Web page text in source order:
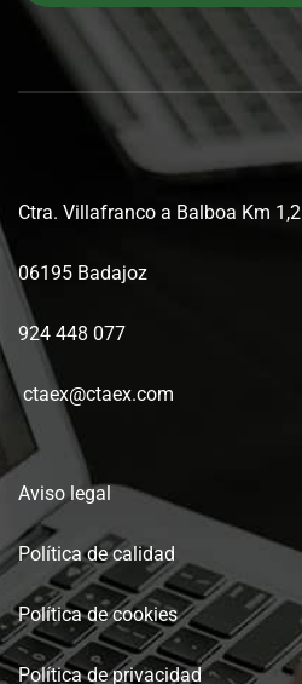
Ctra. Villafranco a Balboa Km 1,2
06195 Badajoz
924 448 077
ctaex@ctaex.com
Aviso legal
Política de calidad
Política de cookies
Política de privacidad